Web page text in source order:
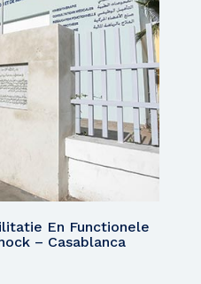
En Functionele
– Casablanca